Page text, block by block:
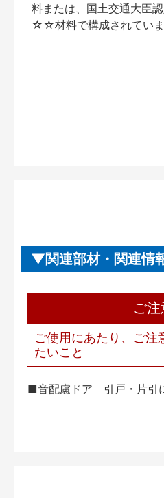
料または、国土交通大臣
☆☆材料で構成されていま
関連部材・関連情
ご注
ご使用にあたり、ご注
たいこと
■音配慮ドア 引戸・片引